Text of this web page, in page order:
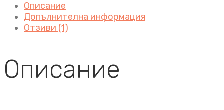
Описание
Допълнителна информация
Отзиви (1)
Описание